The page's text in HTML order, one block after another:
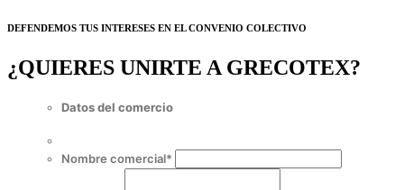
DEFENDEMOS TUS INTERESES EN EL CONVENIO COLECTIVO
¿QUIERES UNIRTE A GRECOTEX?
Datos del comercio
Nombre comercial*